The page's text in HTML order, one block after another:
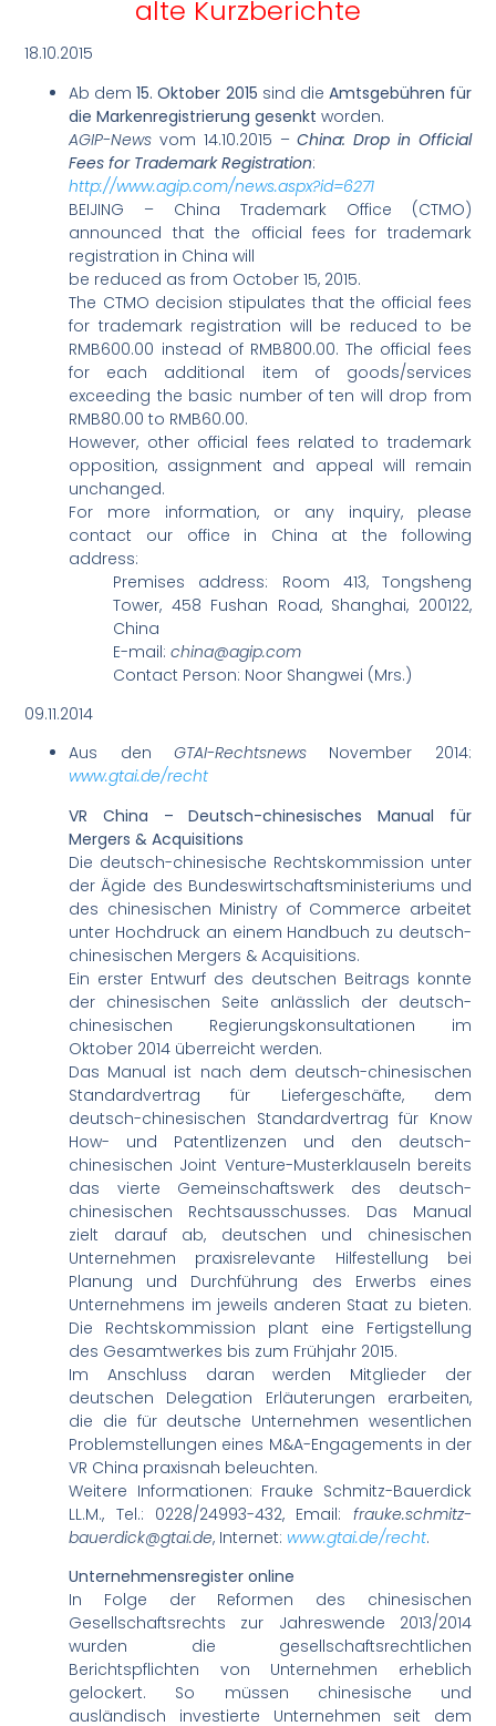
alte Kurzberichte
18.10.2015
Ab dem15. Oktober 2015 sind die Amtsgebühren für
die Markenregistrierung gesenkt worden.
AGIP-News vom 14.10.2015 –China: Drop in Official
Fees for Trademark Registration:
http://www.agip.com/news.aspx?id=6271
BEIJING – China Trademark Office (CTMO)
announced that the official fees for trademark
registration in China will
be reduced as from October 15, 2015.
The CTMO decision stipulates that the official fees
for trademark registration will be reduced to be
RMB600.00 instead of RMB800.00. The official fees
for each additional item of goods/services
exceeding the basic number of ten will drop from
RMB80.00 to RMB60.00.
However, other official fees related to trademark
opposition, assignment and appeal will remain
unchanged.
For more information, or any inquiry, please
contact our office in China at the following
address:
Premises address: Room 413, Tongsheng
Tower, 458 Fushan Road, Shanghai, 200122,
China
E-mail:china@agip.com
Contact Person: Noor Shangwei (Mrs.)
09.11.2014
Aus den GTAI-Rechtsnews November 2014:
www.gtai.de/recht
VR China – Deutsch-chinesisches Manual für
Mergers & Acquisitions
Die deutsch-chinesische Rechtskommission unter
der Ägide des Bundeswirtschaftsministeriums und
des chinesischen Ministry of Commerce arbeitet
unter Hochdruck an einem Handbuch zu deutsch-
chinesischen Mergers & Acquisitions.
Ein erster Entwurf des deutschen Beitrags konnte
der chinesischen Seite anlässlich der deutsch-
chinesischen Regierungskonsultationen im
Oktober 2014 überreicht werden.
Das Manual ist nach dem deutsch-chinesischen
Standardvertrag für Liefergeschäfte, dem
deutsch-chinesischen Standardvertrag für Know
How- und Patentlizenzen und den deutsch-
chinesischen Joint Venture-Musterklauseln bereits
das vierte Gemeinschaftswerk des deutsch-
chinesischen Rechtsausschusses. Das Manual
zielt darauf ab, deutschen und chinesischen
Unternehmen praxisrelevante Hilfestellung bei
Planung und Durchführung des Erwerbs eines
Unternehmens im jeweils anderen Staat zu bieten.
Die Rechtskommission plant eine Fertigstellung
des Gesamtwerkes bis zum Frühjahr 2015.
Im Anschluss daran werden Mitglieder der
deutschen Delegation Erläuterungen erarbeiten,
die die für deutsche Unternehmen wesentlichen
Problemstellungen eines M&A-Engagements in der
VR China praxisnah beleuchten.
Weitere Informationen: Frauke Schmitz-Bauerdick
LL.M., Tel.: 0228/24993-432, Email: frauke.schmitz-
bauerdick@gtai.de, Internet: www.gtai.de/recht.
Unternehmensregister online
In Folge der Reformen des chinesischen
Gesellschaftsrechts zur Jahreswende 2013/2014
wurden die gesellschaftsrechtlichen
Berichtspflichten von Unternehmen erheblich
gelockert. So müssen chinesische und
ausländisch investierte Unternehmen seit dem